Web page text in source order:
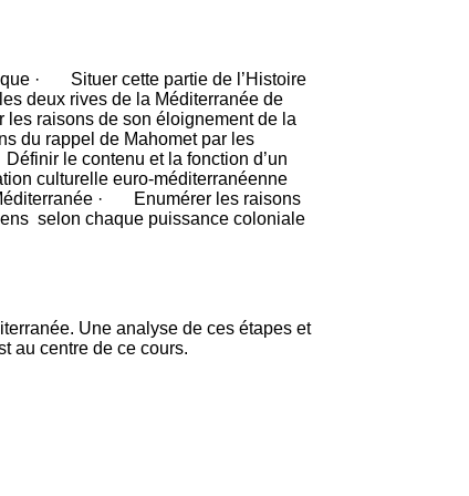
· Situer cette partie de l’Histoire
deux rives de la Méditerranée de
raisons de son éloignement de la
du rappel de Mahomet par les
le contenu et la fonction d’un
culturelle euro-méditerranéenne
· Enumérer les raisons
selon chaque puissance coloniale
Une analyse de ces étapes et
au centre de ce cours.